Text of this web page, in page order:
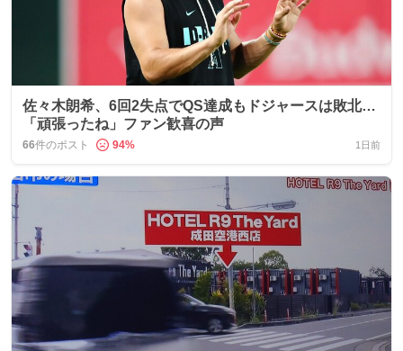
佐々木朗希、6回2失点でQS達成もドジャースは敗北…
「頑張ったね」ファン歓喜の声
66件のポスト 94% 1日前